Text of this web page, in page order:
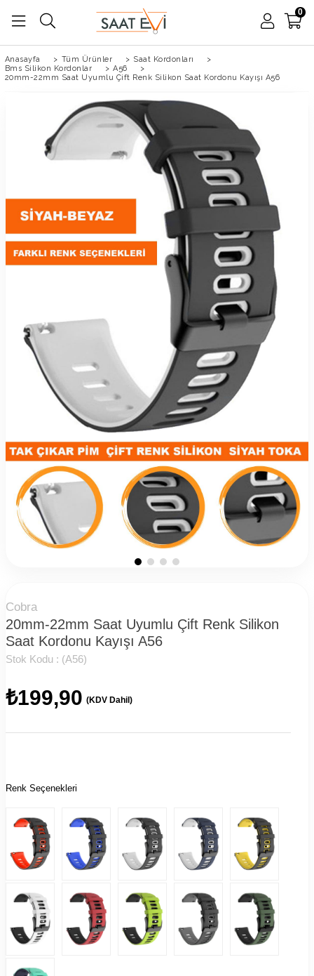
0
Anasayfa > Tüm Ürünler > Saat Kordonları
>
Bms Silikon Kordonlar
> A56
>
20mm-22mm Saat Uyumlu Çift Renk Silikon Saat Kordonu Kayışı A56
Cobra
20mm-22mm Saat Uyumlu Çift Renk Silikon
Saat Kordonu Kayışı A56
Stok Kodu : (A56)
₺199,90 (KDV Dahil)
Renk Seçenekleri